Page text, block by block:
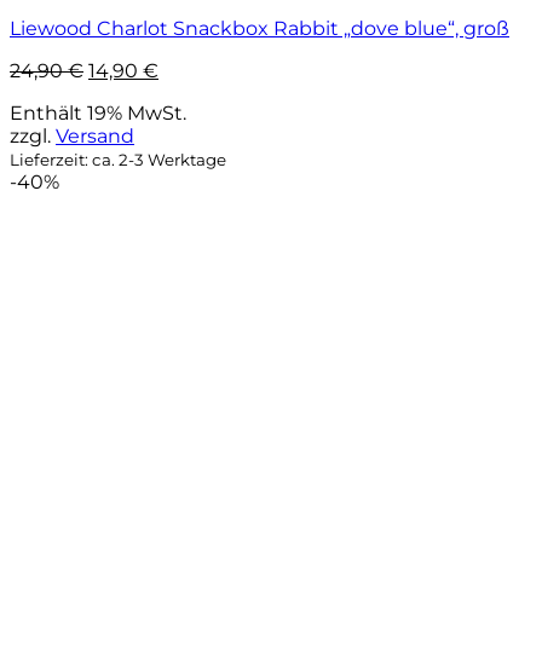
Liewood Charlot Snackbox Rabbit „dove blue“, groß
24,90€ Ursprünglicher
war:
24,90 €
14,90 €
ist:
Enthält 19% MwSt.
zzgl. Versand
Lieferzeit: ca. 2-3 Werktage
-40%